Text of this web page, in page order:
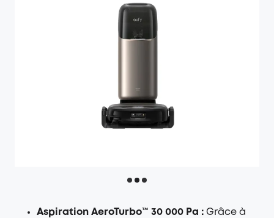
Aspiration AeroTurbo™ 30 000 Pa : Grâce à